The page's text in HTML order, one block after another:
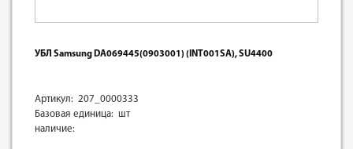
УБЛ Samsung DА069445(0903001) (INT001SA), SU4400
Артикул: 207_0000333
Базовая единица: шт
наличие: